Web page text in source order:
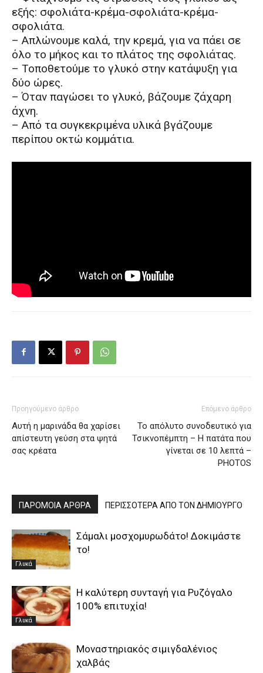
εξής: σφολιάτα-κρέμα-σφολιάτα-κρέμα-
σφολιάτα.
– Απλώνουμε καλά, την κρεμά, για να πάει σε
όλο το μήκος και το πλάτος της σφολιάτας.
– Τοποθετούμε το γλυκό στην κατάψυξη για
δύο ώρες.
– Όταν παγώσει το γλυκό, βάζουμε ζάχαρη
άχνη.
– Από τα συγκεκριμένα υλικά βγάζουμε
περίπου οκτώ κομμάτια.
Προηγούμενο άρθρο
Αυτή η μαρινάδα θα χαρίσει
απίστευτη γεύση στα ψητά
σας κρέατα
Επόμενο άρθρο
Το απόλυτο συνοδευτικό για
Τσικνοπέμπτη – Η πατάτα που
γίνεται σε 10 λεπτά –
PHOTOS
ΠΑΡΟΜΟΙΑ ΑΡΘΡΑ ΠΕΡΙΣΣΟΤΕΡΑ ΑΠΟ ΤΟΝ ΔΗΜΙΟΥΡΓΟ
Γλυκά
Σάμαλι μοσχομυρωδάτο! Δοκιμάστε
το!
Γλυκά
Η καλύτερη συνταγή για Ρυζόγαλο
100% επιτυχία!
Μοναστηριακός σιμιγδαλένιος
χαλβάς